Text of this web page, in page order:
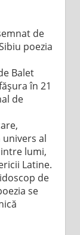
de
poezia
Balet
în 21
de
univers al
lumi,
Latine.
de
se